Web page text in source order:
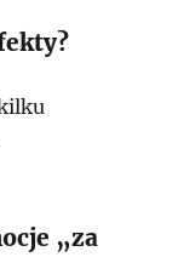
„za